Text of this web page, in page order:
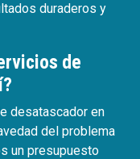
duraderos y
de
desatascador en
del problema
un presupuesto